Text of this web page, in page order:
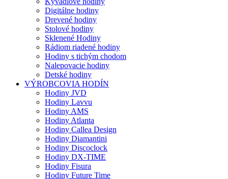
Digitálne hodiny
Drevené hodiny
Stolové hodiny
Sklenené Hodiny
Rádiom riadené hodiny
Hodiny s tichým chodom
Nalepovacie hodiny
Detské hodiny
VÝROBCOVIA HODÍN
Hodiny JVD
Hodiny Lavvu
Hodiny AMS
Hodiny Atlanta
Hodiny Callea Design
Hodiny Diamantini
Hodiny Discoclock
Hodiny DX-TIME
Hodiny Fisura
Hodiny Future Time